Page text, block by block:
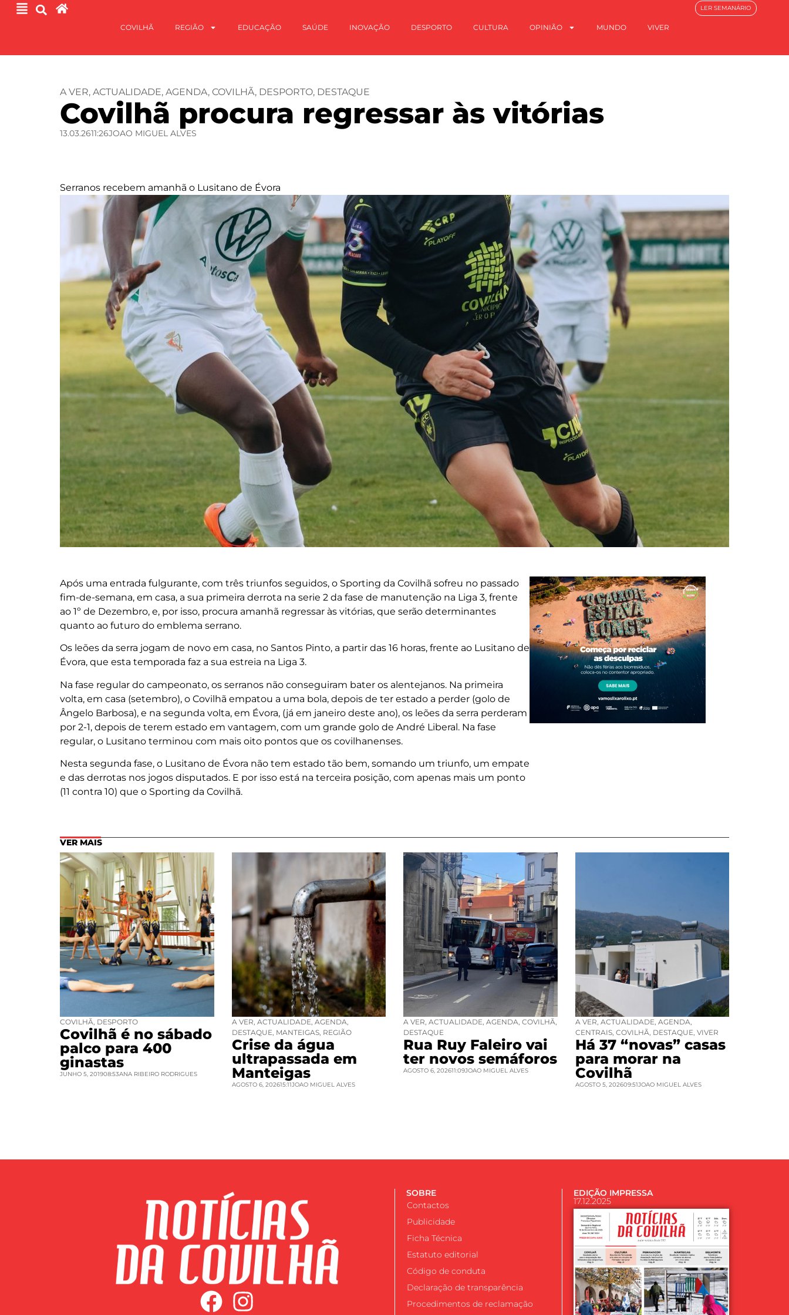
COVILHÃ REGIÃO EDUCAÇÃO SAÚDE INOVAÇÃO DESPORTO CULTURA OPINIÃO MUNDO VIVER
LER SEMANÁRIO
A VER, ACTUALIDADE, AGENDA, COVILHÃ, DESPORTO, DESTAQUE
Covilhã procura regressar às vitórias
13.03.2611:26JOAO MIGUEL ALVES
Serranos recebem amanhã o Lusitano de Évora
Após uma entrada fulgurante, com três triunfos seguidos, o Sporting da Covilhã sofreu no passado
fim-de-semana, em casa, a sua primeira derrota na serie 2 da fase de manutenção na Liga 3, frente
ao 1º de Dezembro, e, por isso, procura amanhã regressar às vitórias, que serão determinantes
quanto ao futuro do emblema serrano.
Os leões da serra jogam de novo em casa, no Santos Pinto, a partir das 16 horas, frente ao Lusitano de
Évora, que esta temporada faz a sua estreia na Liga 3.
Na fase regular do campeonato, os serranos não conseguiram bater os alentejanos. Na primeira
volta, em casa (setembro), o Covilhã empatou a uma bola, depois de ter estado a perder (golo de
Ângelo Barbosa), e na segunda volta, em Évora, (já em janeiro deste ano), os leões da serra perderam
por 2-1, depois de terem estado em vantagem, com um grande golo de André Liberal. Na fase
regular, o Lusitano terminou com mais oito pontos que os covilhanenses.
Nesta segunda fase, o Lusitano de Évora não tem estado tão bem, somando um triunfo, um empate
e das derrotas nos jogos disputados. E por isso está na terceira posição, com apenas mais um ponto
(11 contra 10) que o Sporting da Covilhã.
VER MAIS
COVILHÃ DESPORTO
Covilhã é no sábado
palco para 400
ginastas
JUNHO 5, 201908:53ANA RIBEIRO RODRIGUES
A VER ACTUALIDADE AGENDA
DESTAQUE MANTEIGAS, REGIÃO
Crise da água
ultrapassada em
Manteigas
AGOSTO 6, 202615:11JOAO MIGUEL ALVES
A VER ACTUALIDADE AGENDA COVILHÃ
DESTAQUE
Rua Ruy Faleiro vai
ter novos semáforos
AGOSTO 6, 202611:09JOAO MIGUEL ALVES
A VER ACTUALIDADE AGENDA
CENTRAIS, COVILHÃ DESTAQUE VIVER
Há 37 “novas” casas
para morar na
Covilhã
AGOSTO 5, 202609:51JOAO MIGUEL ALVES
SOBRE
Contactos
Publicidade
Ficha Técnica
Estatuto editorial
Código de conduta
Declaração de transparência
Procedimentos de reclamação
EDIÇÃO IMPRESSA
17.12.2025